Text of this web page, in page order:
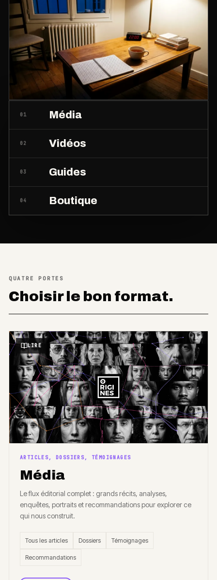
01 Média
02 Vidéos
03 Guides
04 Boutique
QUATRE PORTES
Choisir le bon format.
LIRE
ARTICLES, DOSSIERS, TÉMOIGNAGES
Média
Le flux éditorial complet : grands récits, analyses,
enquêtes, portraits et recommandations pour explorer ce
qui nous construit.
Tous les articles Dossiers Témoignages
Recommandations